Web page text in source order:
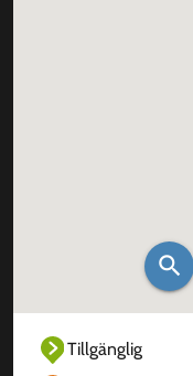
Tillgänglig